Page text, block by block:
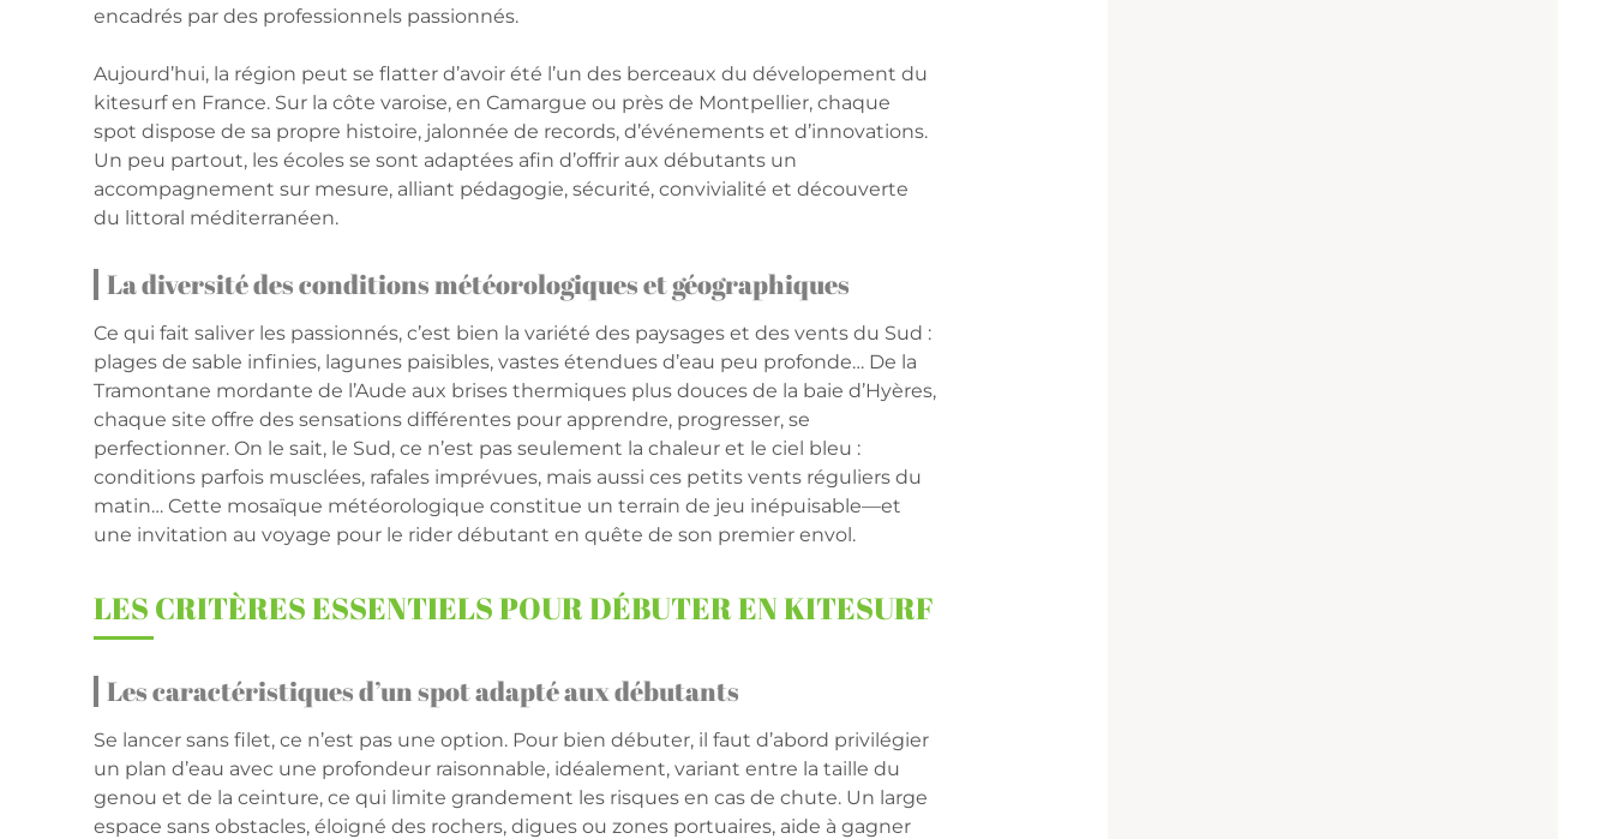
encadrés par des professionnels passionnés.
Aujourd’hui, la région peut se flatter d’avoir été l’un des berceaux du dévelopement du
kitesurf en France. Sur la côte varoise, en Camargue ou près de Montpellier, chaque
spot dispose de sa propre histoire, jalonnée de records, d’événements et d’innovations.
Un peu partout, les écoles se sont adaptées afin d’offrir aux débutants un
accompagnement sur mesure, alliant pédagogie, sécurité, convivialité et découverte
du littoral méditerranéen.
La diversité des conditions météorologiques et géographiques
Ce qui fait saliver les passionnés, c’est bien la variété des paysages et des vents du Sud :
plages de sable infinies, lagunes paisibles, vastes étendues d’eau peu profonde… De la
Tramontane mordante de l’Aude aux brises thermiques plus douces de la baie d’Hyères,
chaque site offre des sensations différentes pour apprendre, progresser, se
perfectionner. On le sait, le Sud, ce n’est pas seulement la chaleur et le ciel bleu :
conditions parfois musclées, rafales imprévues, mais aussi ces petits vents réguliers du
matin… Cette mosaïque météorologique constitue un terrain de jeu inépuisable—et
une invitation au voyage pour le rider débutant en quête de son premier envol.
LES CRITÈRES ESSENTIELS POUR DÉBUTER EN KITESURF
Les caractéristiques d’un spot adapté aux débutants
Se lancer sans filet, ce n’est pas une option. Pour bien débuter, il faut d’abord privilégier
un plan d’eau avec une profondeur raisonnable, idéalement, variant entre la taille du
genou et de la ceinture, ce qui limite grandement les risques en cas de chute. Un large
espace sans obstacles, éloigné des rochers, digues ou zones portuaires, aide à gagner